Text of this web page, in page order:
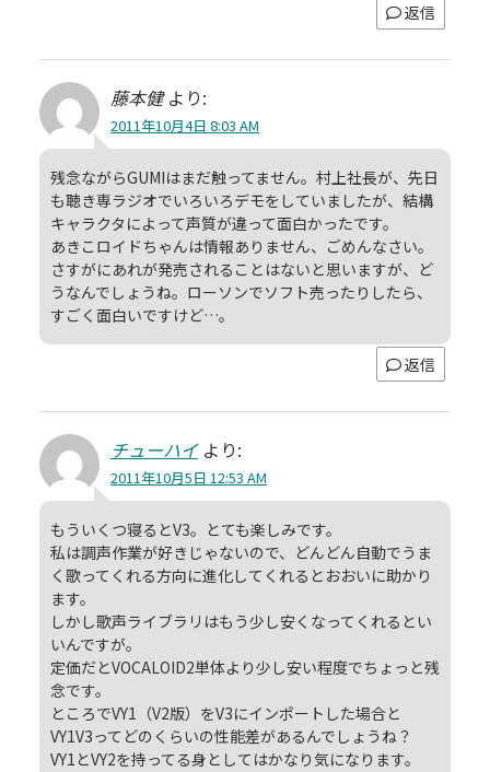
返信
藤本健 より:
2011年10月4日 8:03 AM
残念ながらGUMIはまだ触ってません。村上社長が、先日
も聴き専ラジオでいろいろデモをしていましたが、結構
キャラクタによって声質が違って面白かったです。
あきこロイドちゃんは情報ありません、ごめんなさい。
さすがにあれが発売されることはないと思いますが、ど
うなんでしょうね。ローソンでソフト売ったりしたら、
すごく面白いですけど…。
返信
チューハイ より:
2011年10月5日 12:53 AM
もういくつ寝るとV3。とても楽しみです。
私は調声作業が好きじゃないので、どんどん自動でうま
く歌ってくれる方向に進化してくれるとおおいに助かり
ます。
しかし歌声ライブラリはもう少し安くなってくれるとい
いんですが。
定価だとVOCALOID2単体より少し安い程度でちょっと残
念です。
ところでVY1（V2版）をV3にインポートした場合と
VY1V3ってどのくらいの性能差があるんでしょうね？
VY1とVY2を持ってる身としてはかなり気になります。